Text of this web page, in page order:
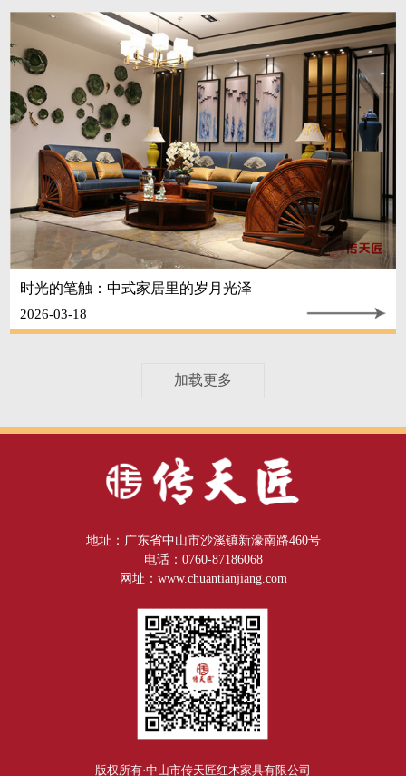
时光的笔触：中式家居里的岁月光泽
2026-03-18
加载更多
地址：广东省中山市沙溪镇新濠南路460号
电话：0760-87186068
网址：www.chuantianjiang.com
版权所有·中山市传天匠红木家具有限公司